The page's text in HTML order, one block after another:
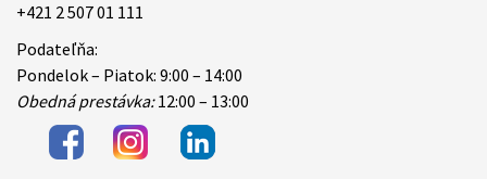
+421 2 507 01 111
Podateľňa:
Pondelok – Piatok: 9:00 – 14:00
Obedná prestávka:12:00 – 13:00